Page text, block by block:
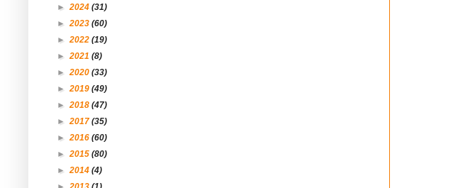
►2024 (31)
►2023 (60)
►2022 (19)
►2021 (8)
►2020 (33)
►2019 (49)
►2018 (47)
►2017 (35)
►2016 (60)
►2015 (80)
►2014 (4)